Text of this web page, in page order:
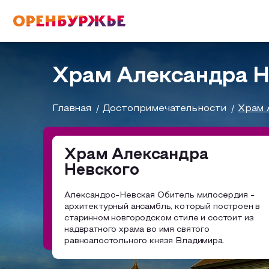
О РЕГИОНЕ
О регионе
Фотобанк
Бузулук и Бузулукский район
Соль-Илецкий район
Саракташский район
МОЙ МАРШРУТ
Маршруты от туроператоров
Промышленный туризм
Пешеходный туризм
ГДЕ ОСТАНОВИТЬСЯ
Русский(RU)Храм Александра
Главная Достопримечательности Храм
Храм Александра
Невского
Александро-Невская Обитель милосердия -
архитектурный ансамбль, который построен в
старинном новгородском стиле и состоит из
надвратного храма во имя святого
равноапостольного князя Владимира.